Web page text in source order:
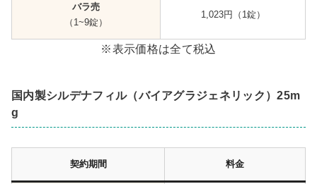
バラ売
（1~9錠）
1,023円（1錠）
※表示価格は全て税込
国内製シルデナフィル（バイアグラジェネリック）25m
g
契約期間 料金